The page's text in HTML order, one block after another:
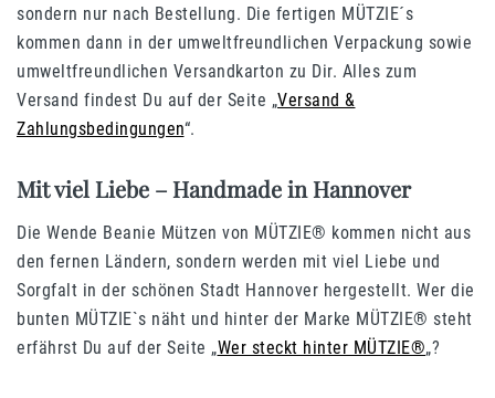
sondern nur nach Bestellung. Die fertigen MÜTZIE´s
kommen dann in der umweltfreundlichen Verpackung sowie
umweltfreundlichen Versandkarton zu Dir. Alles zum
Versand findest Du auf der Seite „Versand &
Zahlungsbedingungen“.
Mit viel Liebe – Handmade in Hannover
Die Wende Beanie Mützen von MÜTZIE® kommen nicht aus
den fernen Ländern, sondern werden mit viel Liebe und
Sorgfalt in der schönen Stadt Hannover hergestellt. Wer die
bunten MÜTZIE`s näht und hinter der Marke MÜTZIE® steht
erfährst Du auf der Seite „Wer steckt hinter MÜTZIE®„?